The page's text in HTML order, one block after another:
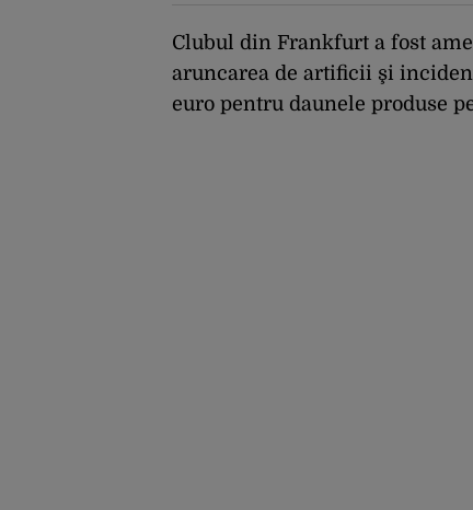
deștepți” din energie
de la sud de Dunăre
Clubul din Frankfurt a fost
aruncarea de artificii şi
euro pentru daunele produse